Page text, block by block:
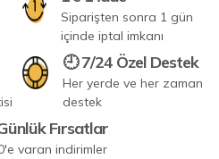
Siparişten sonra 1 gün
içinde iptal imkanı
🕘 7/24 Özel Destek
Her yerde ve her zaman
destek
Fırsatlar
varan indirimler